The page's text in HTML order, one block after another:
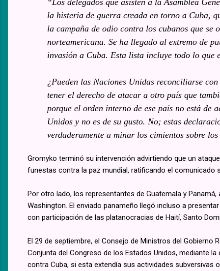
la histeria de guerra creada en torno a Cuba,
la campaña de odio contra los cubanos que
norteamericana. Se ha llegado al extremo de
invasión a Cuba. Esta lista incluye todo lo
¿Pueden las Naciones Unidas reconciliarse
tener el derecho de atacar a otro país que
porque el orden interno de ese país no está de
Unidos y no es de su gusto. No; estas
verdaderamente a minar los cimientos sobre
Gromyko terminó su intervención advirtiendo que un
funestas contra la paz mundial, ratificando el comunicado
Por otro lado, los representantes de Guatemala y
Washington. El enviado panameño llegó incluso a
con participación de las platanocracias de Haití, Santo
El 29 de septiembre, el Consejo de Ministros del Gobierno
Conjunta del Congreso de los Estados Unidos, mediante
contra Cuba, si esta extendía sus actividades subversivas